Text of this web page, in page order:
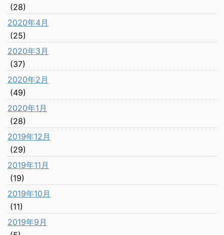
(28)
2020年4月
(25)
2020年3月
(37)
2020年2月
(49)
2020年1月
(28)
2019年12月
(29)
2019年11月
(19)
2019年10月
(11)
2019年9月